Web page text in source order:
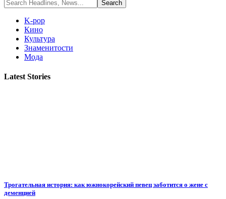
K-pop
Кино
Культура
Знаменитости
Мода
Latest Stories
Трогательная история: как южнокорейский певец заботится о жене с
деменцией